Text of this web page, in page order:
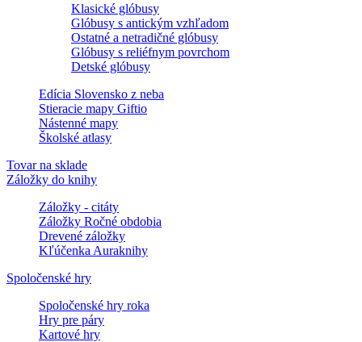
Klasické glóbusy
Glóbusy s antickým vzhľadom
Ostatné a netradičné glóbusy
Glóbusy s reliéfnym povrchom
Detské glóbusy
Edícia Slovensko z neba
Stieracie mapy Giftio
Nástenné mapy
Školské atlasy
Tovar na sklade
Záložky do knihy
Záložky - citáty
Záložky Ročné obdobia
Drevené záložky
Kľúčenka Auraknihy
Spoločenské hry
Spoločenské hry roka
Hry pre páry
Kartové hry